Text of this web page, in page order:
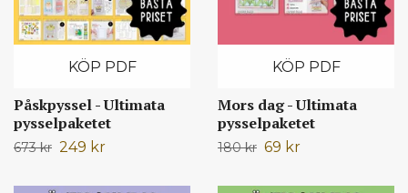
KÖP PDF
Påskpyssel - Ultimata
pysselpaketet
673 kr 249 kr
KÖP PDF
Mors dag - Ultimata
pysselpaketet
180 kr 69 kr